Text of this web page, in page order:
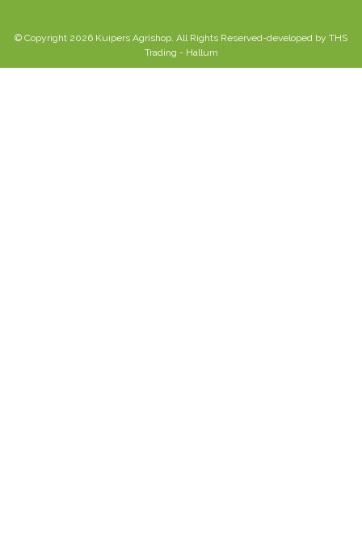
© Copyright 2026 Kuipers Agrishop. All Rights Reserved-developed by THS
Trading - Hallum